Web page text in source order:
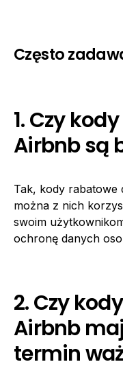
Często
1. Czy
Airbnb są
Tak, kody rabatowe
można z nich
swoim
ochronę danych
2. Czy
Airbnb
termin